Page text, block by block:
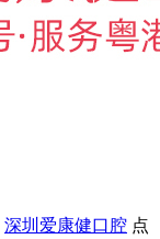
深圳爱康健口腔 点